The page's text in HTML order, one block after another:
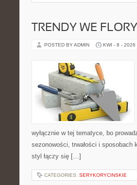
TRENDY WE
POSTED BY ADMIN KWI - 8 - 2026
wyłącznie w tej tematyce, bo
sezonowości, trwałości i sposobach
styl łączy się […]
CATEGORIES: SERYKORYCINSKIE